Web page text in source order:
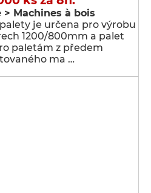
Machines à bois
je určena pro výrobu
1200/800mm a palet
paletám z předem
ma …